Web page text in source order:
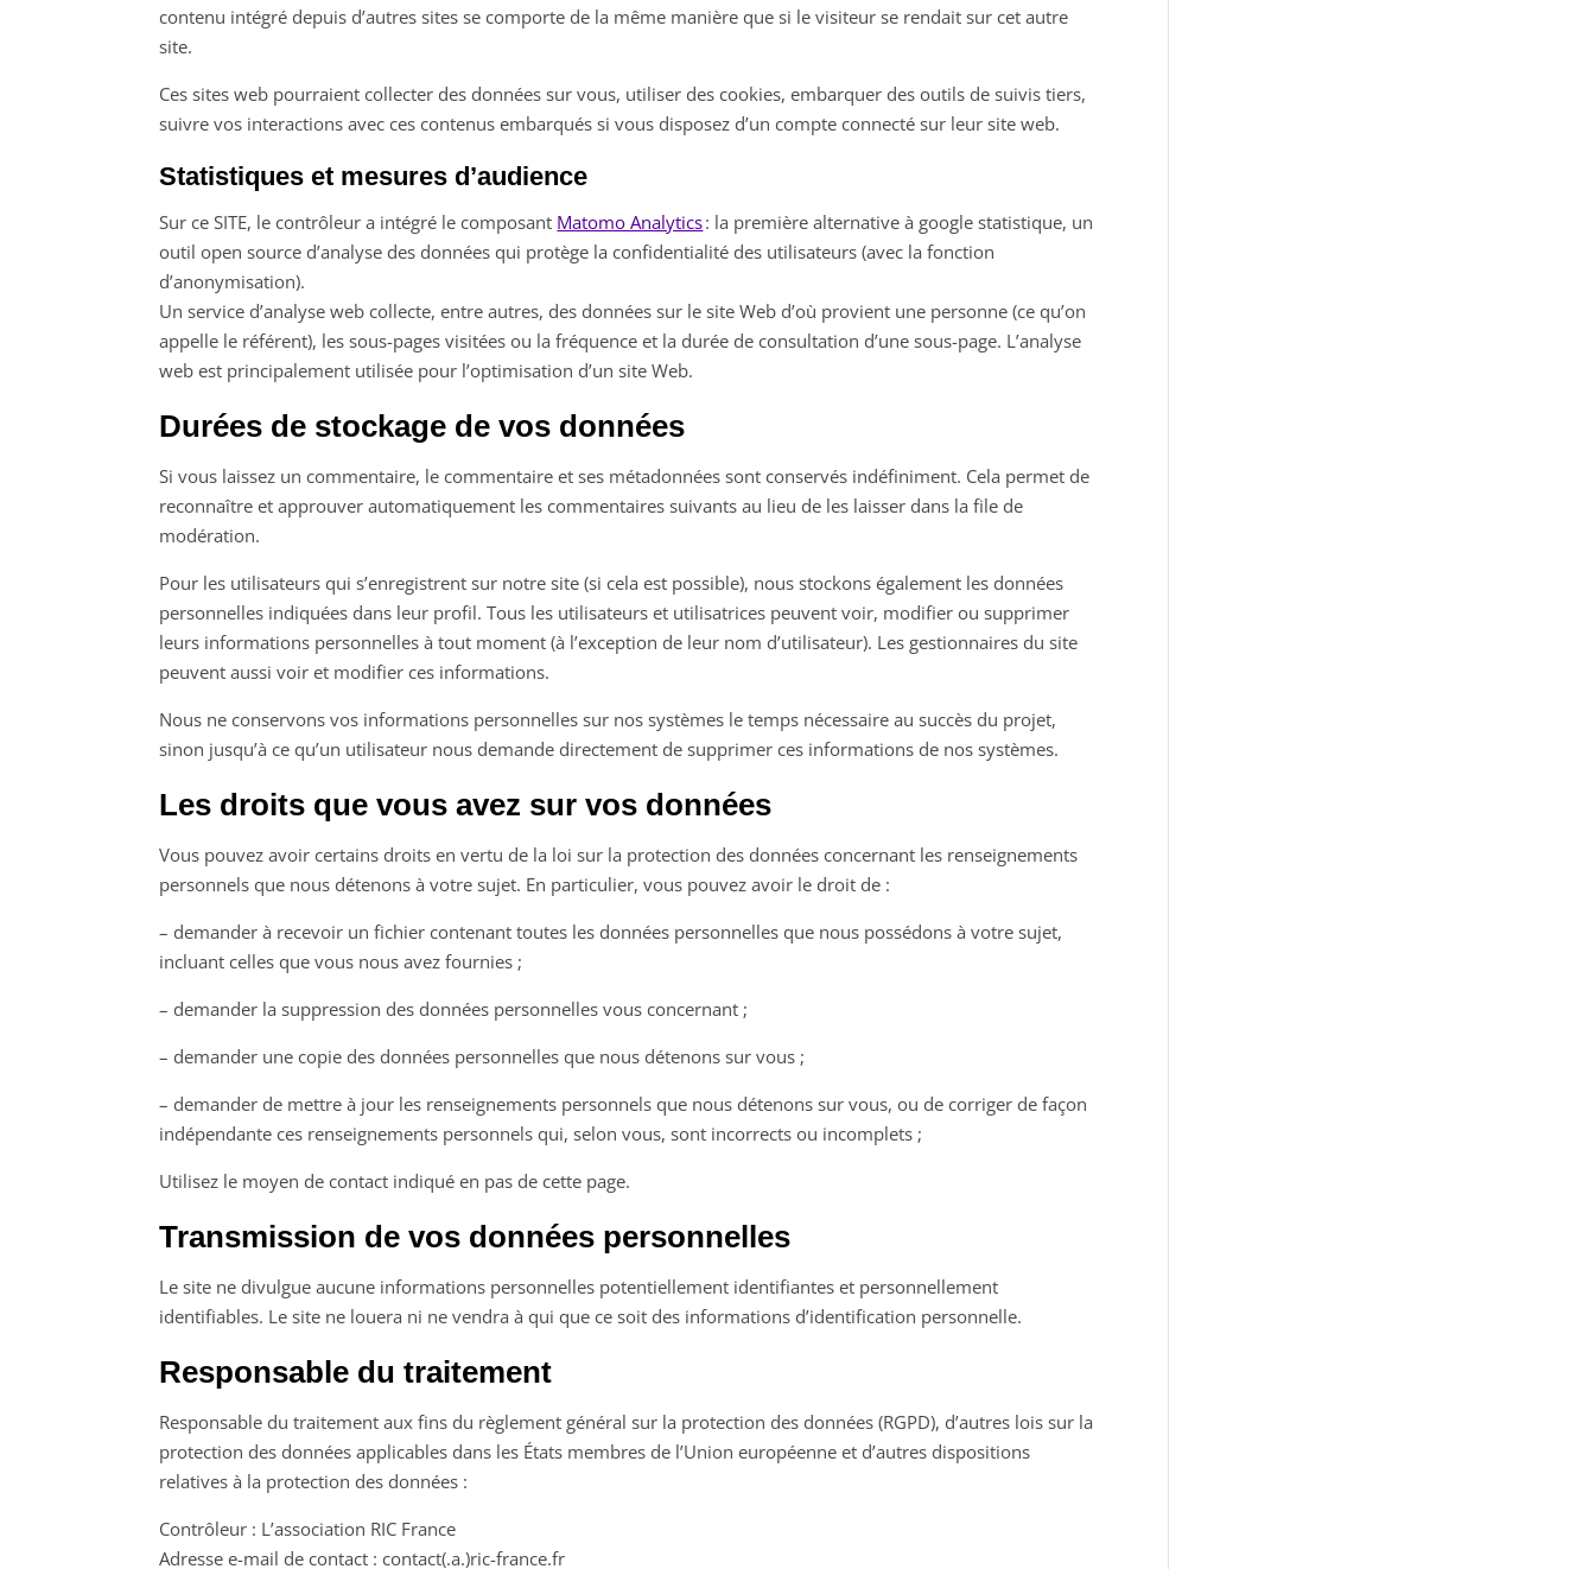
contenu intégré depuis d’autres sites se comporte de la même manière que si le visiteur se rendait sur cet autre
site.
Ces sites web pourraient collecter des données sur vous, utiliser des cookies, embarquer des outils de suivis tiers,
suivre vos interactions avec ces contenus embarqués si vous disposez d’un compte connecté sur leur site web.
Statistiques et mesures d’audience
Sur ce SITE, le contrôleur a intégré le composant Matomo Analytics: la première alternative à google statistique, un
outil open source d’analyse des données qui protège la confidentialité des utilisateurs (avec la fonction
d’anonymisation).
Un service d’analyse web collecte, entre autres, des données sur le site Web d’où provient une personne (ce qu’on
appelle le référent), les sous-pages visitées ou la fréquence et la durée de consultation d’une sous-page. L’analyse
web est principalement utilisée pour l’optimisation d’un site Web.
Durées de stockage de vos données
Si vous laissez un commentaire, le commentaire et ses métadonnées sont conservés indéfiniment. Cela permet de
reconnaître et approuver automatiquement les commentaires suivants au lieu de les laisser dans la file de
modération.
Pour les utilisateurs qui s’enregistrent sur notre site (si cela est possible), nous stockons également les données
personnelles indiquées dans leur profil. Tous les utilisateurs et utilisatrices peuvent voir, modifier ou supprimer
leurs informations personnelles à tout moment (à l’exception de leur nom d’utilisateur). Les gestionnaires du site
peuvent aussi voir et modifier ces informations.
Nous ne conservons vos informations personnelles sur nos systèmes le temps nécessaire au succès du projet,
sinon jusqu’à ce qu’un utilisateur nous demande directement de supprimer ces informations de nos systèmes.
Les droits que vous avez sur vos données
Vous pouvez avoir certains droits en vertu de la loi sur la protection des données concernant les renseignements
personnels que nous détenons à votre sujet. En particulier, vous pouvez avoir le droit de :
– demander à recevoir un fichier contenant toutes les données personnelles que nous possédons à votre sujet,
incluant celles que vous nous avez fournies ;
– demander la suppression des données personnelles vous concernant ;
– demander une copie des données personnelles que nous détenons sur vous ;
– demander de mettre à jour les renseignements personnels que nous détenons sur vous, ou de corriger de façon
indépendante ces renseignements personnels qui, selon vous, sont incorrects ou incomplets ;
Utilisez le moyen de contact indiqué en pas de cette page.
Transmission de vos données personnelles
Le site ne divulgue aucune informations personnelles potentiellement identifiantes et personnellement
identifiables. Le site ne louera ni ne vendra à qui que ce soit des informations d’identification personnelle.
Responsable du traitement
Responsable du traitement aux fins du règlement général sur la protection des données (RGPD), d’autres lois sur la
protection des données applicables dans les États membres de l’Union européenne et d’autres dispositions
relatives à la protection des données :
Contrôleur : L’association RIC France
Adresse e-mail de contact : contact(.a.)ric-france.fr